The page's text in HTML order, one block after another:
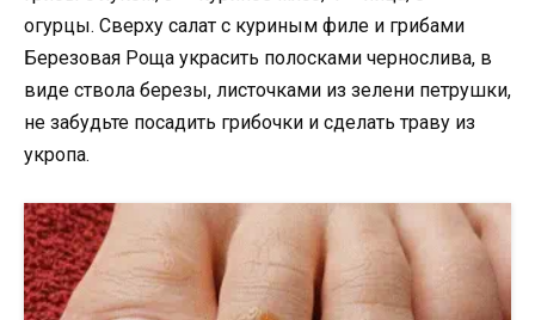
огурцы. Сверху салат с куриным филе и грибами
Березовая Роща украсить полосками чернослива, в
виде ствола березы, листочками из зелени петрушки,
не забудьте посадить грибочки и сделать траву из
укропа.